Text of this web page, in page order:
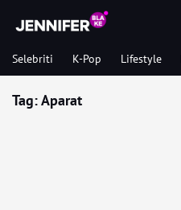
Selebriti K-Pop Lifestyle
Tag:Aparat